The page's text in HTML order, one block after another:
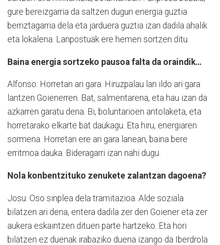
gure bereizgarria da saltzen dugun energia guztia
berriztagarria dela eta jarduera guztia izan dadila ahalik
eta lokalena. Lanpostuak ere hemen sortzen ditu.
Baina energia sortzeko pausoa falta da oraindik…
Alfonso: Horretan ari gara. Hiruzpalau lan ildo ari gara
lantzen Goienerren. Bat, salmentarena, eta hau izan da
azkarren garatu dena. Bi, boluntarioen antolaketa, eta
horretarako elkarte bat daukagu. Eta hiru, energiaren
sormena. Horretan ere ari gara lanean, baina bere
erritmoa dauka. Bideragarri izan nahi dugu.
Nola konbentzituko zenukete zalantzan dagoena?
Josu: Oso sinplea dela tramitazioa. Alde soziala
bilatzen ari dena, entera dadila zer den Goiener eta zer
aukera eskaintzen dituen parte hartzeko. Eta hori
bilatzen ez duenak irabaziko duena izango da Iberdrola